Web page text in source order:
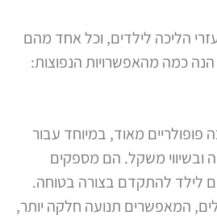
הליכה לילדים, וכל אחד מהם
כמה מהאפשרויות הנפוצות:
פופולריים מאוד, במיוחד עבור
ובשיווי משקל. הם מספקים
לילד להתקדם בצורה בטוחה.
המאפשרים תנועה חלקה יותר,